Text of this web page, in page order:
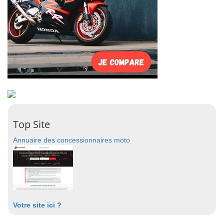
Top Site
Annuaire des concessionnaires moto
Votre site ici ?